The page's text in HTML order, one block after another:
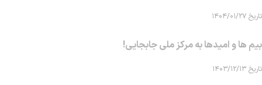
تاریخ ۱۴۰۴/۰۱/۲۷
بیم ها و امیدها به مرکز ملی جابجایی!
تاریخ ۱۴۰۳/۱۲/۱۳